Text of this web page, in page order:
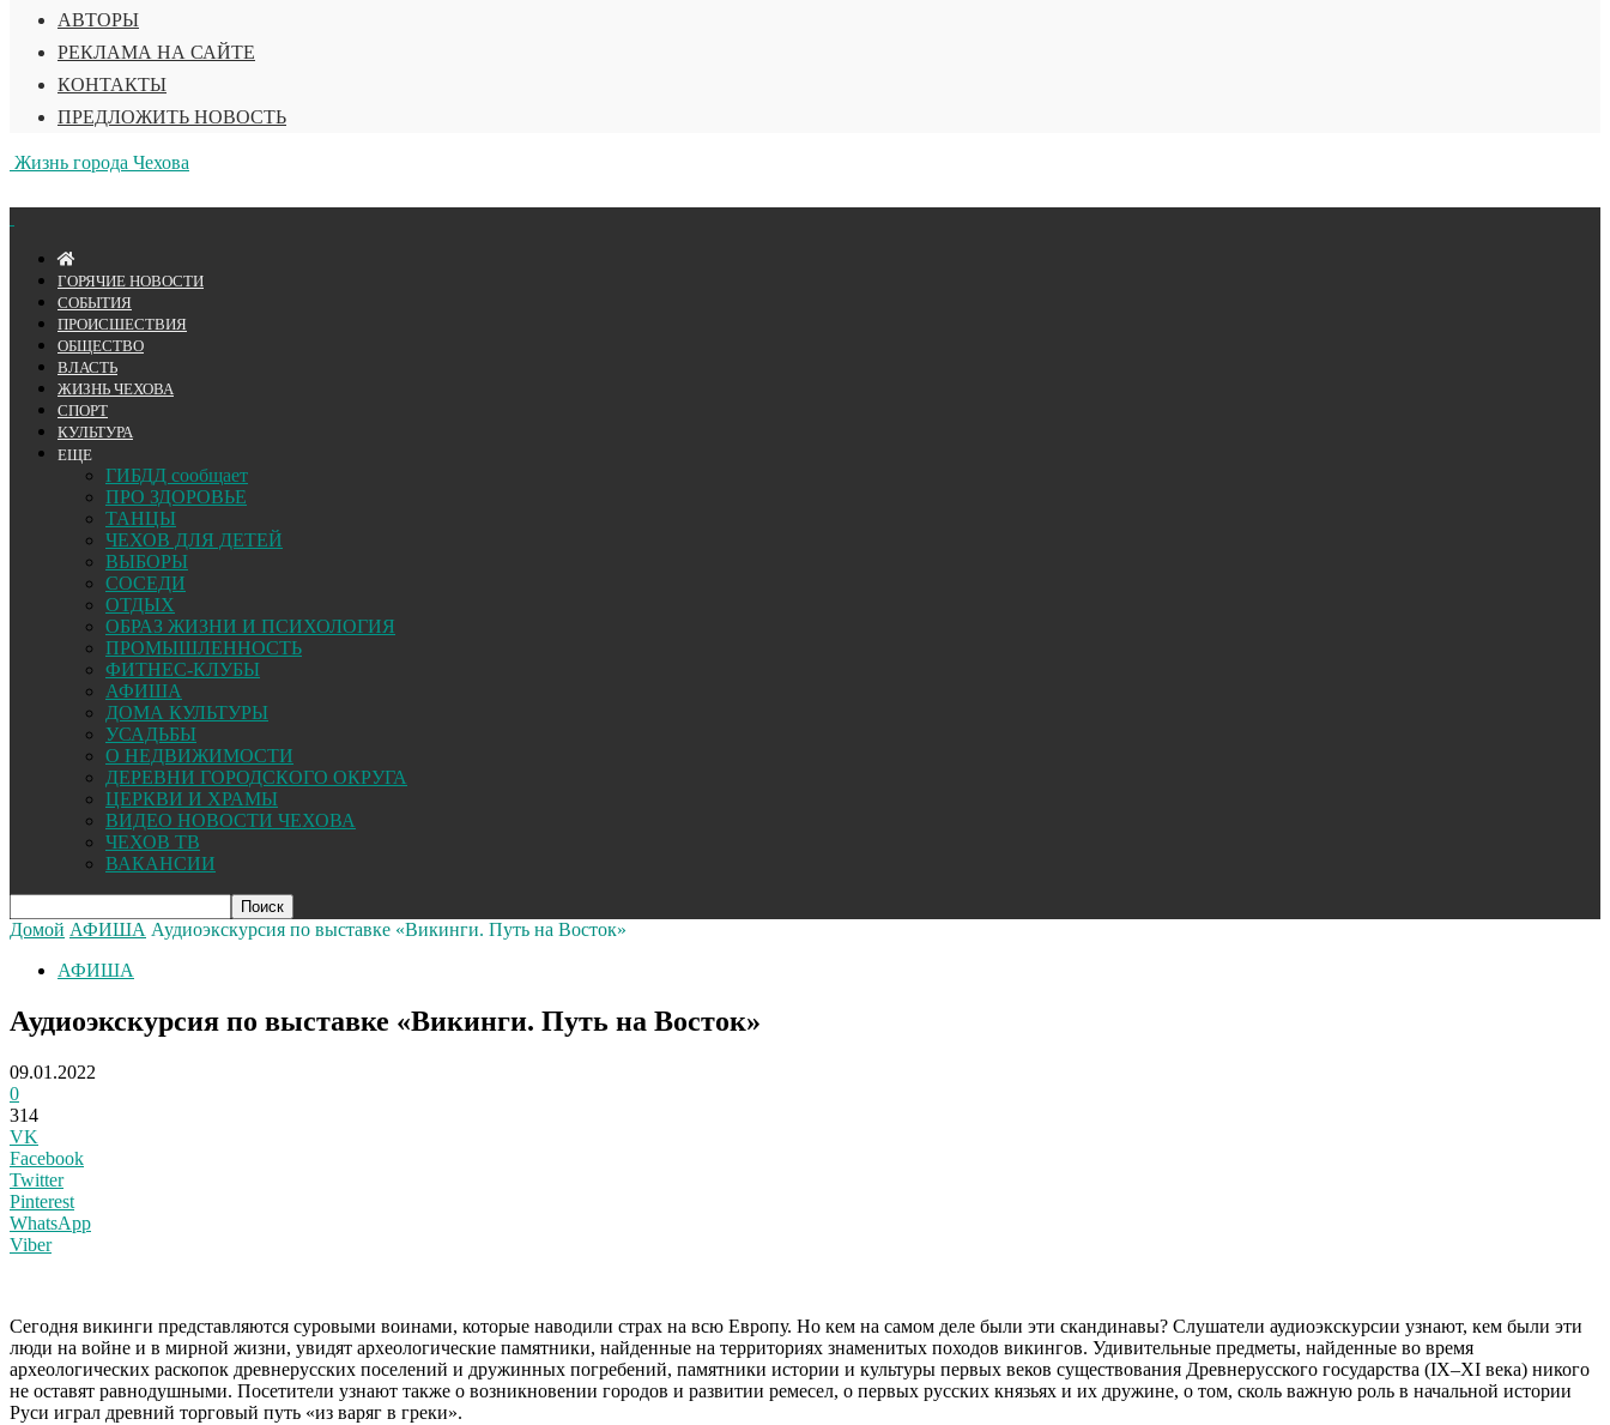
АВТОРЫ
РЕКЛАМА НА САЙТЕ
КОНТАКТЫ
ПРЕДЛОЖИТЬ НОВОСТЬ
Жизнь города Чехова
ГОРЯЧИЕ НОВОСТИ
СОБЫТИЯ
ПРОИСШЕСТВИЯ
ОБЩЕСТВО
ВЛАСТЬ
ЖИЗНЬ ЧЕХОВА
СПОРТ
КУЛЬТУРА
ЕЩЕ
ГИБДД сообщает
ПРО ЗДОРОВЬЕ
ТАНЦЫ
ЧЕХОВ ДЛЯ ДЕТЕЙ
ВЫБОРЫ
СОСЕДИ
ОТДЫХ
ОБРАЗ ЖИЗНИ И ПСИХОЛОГИЯ
ПРОМЫШЛЕННОСТЬ
ФИТНЕС-КЛУБЫ
АФИША
ДОМА КУЛЬТУРЫ
УСАДЬБЫ
О НЕДВИЖИМОСТИ
ДЕРЕВНИ ГОРОДСКОГО ОКРУГА
ЦЕРКВИ И ХРАМЫ
ВИДЕО НОВОСТИ ЧЕХОВА
ЧЕХОВ ТВ
ВАКАНСИИ
Домой АФИША Аудиоэкскурсия по выставке «Викинги. Путь на Восток»
АФИША
Аудиоэкскурсия по выставке «Викинги. Путь на Восток»
09.01.2022
0
314
VK
Facebook
Twitter
Pinterest
WhatsApp
Viber
Сегодня викинги представляются суровыми воинами, которые наводили страх на всю Европу. Но кем на самом деле были эти скандинавы? Слушатели аудиоэкскурсии узнают, кем были эти
люди на войне и в мирной жизни, увидят археологические памятники, найденные на территориях знаменитых походов викингов. Удивительные предметы, найденные во время
археологических раскопок древнерусских поселений и дружинных погребений, памятники истории и культуры первых веков существования Древнерусского государства (IX–XI века) никого
не оставят равнодушными. Посетители узнают также о возникновении городов и развитии ремесел, о первых русских князьях и их дружине, о том, сколь важную роль в начальной истории
Руси играл древний торговый путь «из варяг в греки».